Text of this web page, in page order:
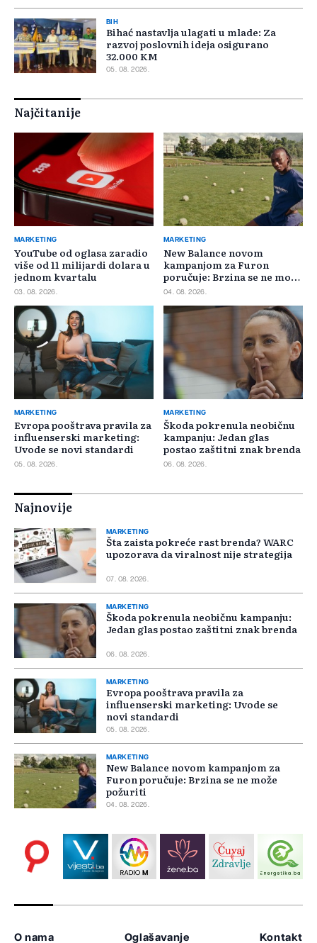
BIH
Bihać nastavlja ulagati u mlade: Za
razvoj poslovnih ideja osigurano
32.000 KM
05. 08. 2026.
Najčitanije
MARKETING
YouTube od oglasa zaradio
više od 11 milijardi dolara u
jednom kvartalu
03. 08. 2026.
MARKETING
New Balance novom
kampanjom za Furon
poručuje: Brzina se ne može
požuriti
04. 08. 2026.
MARKETING
Evropa pooštrava pravila za
influenserski marketing:
Uvode se novi standardi
05. 08. 2026.
MARKETING
Škoda pokrenula neobičnu
kampanju: Jedan glas
postao zaštitni znak brenda
06. 08. 2026.
Najnovije
MARKETING
Šta zaista pokreće rast brenda? WARC
upozorava da viralnost nije strategija
07. 08. 2026.
MARKETING
Škoda pokrenula neobičnu kampanju:
Jedan glas postao zaštitni znak brenda
06. 08. 2026.
MARKETING
Evropa pooštrava pravila za
influenserski marketing: Uvode se
novi standardi
05. 08. 2026.
MARKETING
New Balance novom kampanjom za
Furon poručuje: Brzina se ne može
požuriti
04. 08. 2026.
O nama Oglašavanje Kontakt